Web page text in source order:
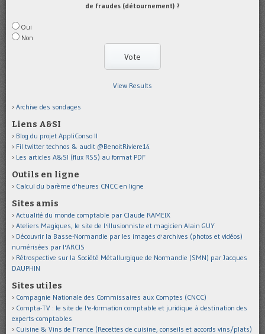
de fraudes (détournement) ?
Oui
Non
View Results
Archive des sondages
Liens A&SI
Blog du projet AppliConso II
Fil twitter technos & audit @BenoitRiviere14
Les articles A&SI (flux RSS) au format PDF
Outils en ligne
Calcul du barème d'heures CNCC en ligne
Sites amis
Actualité du monde comptable par Claude RAMEIX
Ateliers Magiques, le site de l'illusionniste et magicien Alain GUY
Découvrir la Basse-Normandie par les images d'archives (photos et vidéos)
numérisées par l'ARCIS
Rétrospective sur la Société Métallurgique de Normandie (SMN) par Jacques
DAUPHIN
Sites utiles
Compagnie Nationale des Commissaires aux Comptes (CNCC)
Compta-TV : le site de l'e-formation comptable et juridique à destination des
experts-comptables
Cuisine & Vins de France (Recettes de cuisine, conseils et accords vins/plats)